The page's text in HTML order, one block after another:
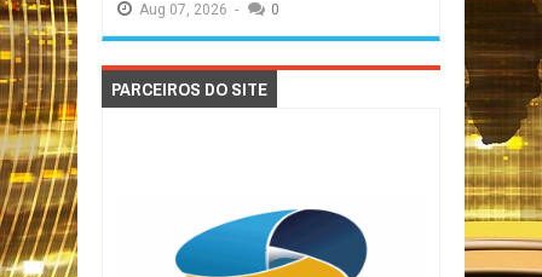
Aug 07, 2026 - 0
PARCEIROS DO SITE